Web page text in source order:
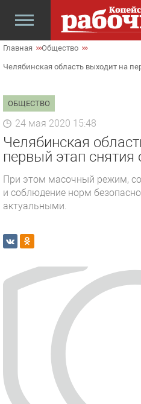
Главная Общество
Челябинская область выходит на
ОБЩЕСТВО
24 мая 2020 15:48
Челябинская
первый этап снятия
При этом масочный режим,
и соблюдение норм
актуальными.